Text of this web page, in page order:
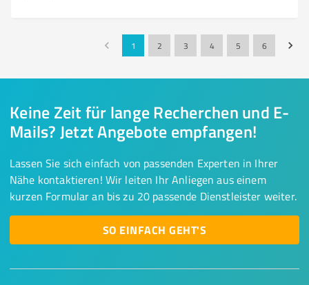
1 2 3 4 5 6
Keine Zeit für lange Recherchen und E-
Mails? Jetzt Angebote empfangen!
Lassen Sie sich einfach von passenden Experten in Ihrer
Nähe kontaktieren! Wir leiten Ihr Anliegen aus einem
kurzen Formular an bis zu 20 passende Dienstleister weiter.
SO EINFACH GEHT'S